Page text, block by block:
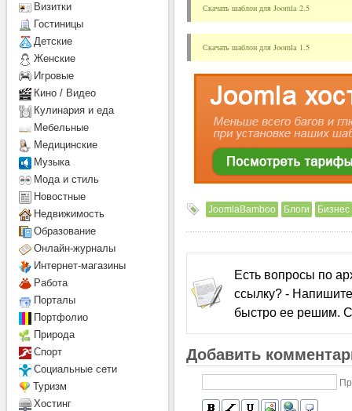
Скачать шаблон для Joomla 2.5
Скачать шаблон для Joomla 1.5
JoomlaBamboo Блоги Бизнес
Есть вопросы по
ссылку? -
быстро ее решим.
Добавить
Визитки
Гостиницы
Детcкие
Женские
Игровые
Кино / Видео
Кулинария и еда
Мебельные
Медицинские
Музыка
Мода и стиль
Новостные
Недвижимость
Образование
Онлайн-журналы
Интернет-магазины
Работа
Порталы
Портфолио
Природа
Спорт
Социальные сети
Туризм
Хостинг